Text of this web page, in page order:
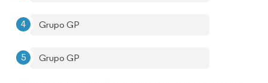
Grupo GP
Grupo GP